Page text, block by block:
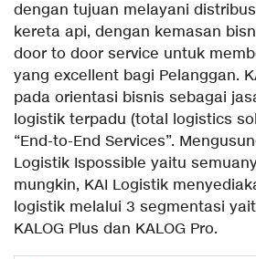
dengan tujuan melayani
kereta api, dengan kemasan
door to door service untuk
yang excellent bagi Pelanggan.
pada orientasi bisnis sebagai
logistik terpadu (total logistics
“End-to-End Services”.
Logistik Ispossible yaitu
mungkin, KAI Logistik
logistik melalui 3 segmentasi
KALOG Plus dan KALOG Pro.